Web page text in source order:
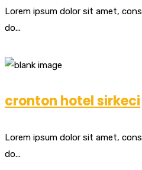
Lorem ipsum dolor sit amet,
do...
cronton hotel sirkeci
Lorem ipsum dolor sit amet,
do...